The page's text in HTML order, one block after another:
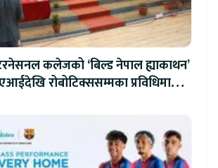
कलेजको ‘बिल्ड नेपाल ह्याकाथन’
रोबोटिक्ससम्मका प्रविधिमा